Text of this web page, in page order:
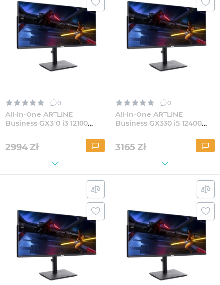
0
All-in-One ARTLINE
Business GX310 i3 12100
2994 Zł
0
All-in-One ARTLINE
Business GX330 i5 12400
3165 Zł